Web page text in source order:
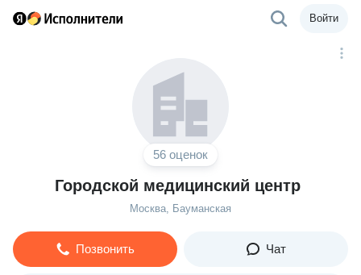
Войти
56 оценок
Городской медицинский центр
Москва, Бауманская
Позвонить Чат